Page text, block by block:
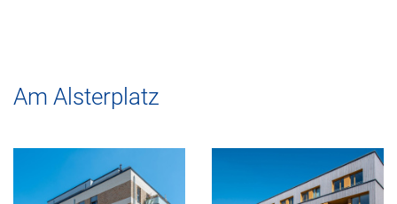
Am Alsterplatz